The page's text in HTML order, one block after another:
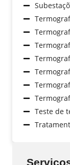
Teste de